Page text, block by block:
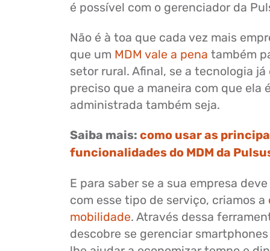
é possível com o gerenciador da
Não é à toa que cada vez mais
que um MDM vale a pena também
setor rural. Afinal, se a tecnologia já
preciso que a maneira com que ela
administrada também seja.
Saiba mais: como usar as
funcionalidades do MDM da
E para saber se a sua empresa
com esse tipo de serviço, criamos a
mobilidade. Através dessa
descobre se gerenciar